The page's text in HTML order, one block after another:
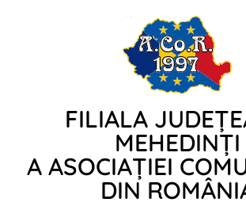
FILIALA
MEHEDINȚI
A ASOCIAȚIEI
DIN